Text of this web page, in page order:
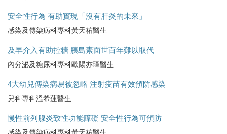
安全性行為 有助實現「沒有肝炎的未來」
感染及傳染病科專科黃天祐醫生
及早介入有助控糖 胰島素面世百年難以取代
內分泌及糖尿科專科歐陽亦璋醫生
4大幼兒傳染病易被忽略 注射疫苗有效預防感染
兒科專科溫希蓮醫生
慢性前列腺炎致性功能障礙 安全性行為可預防